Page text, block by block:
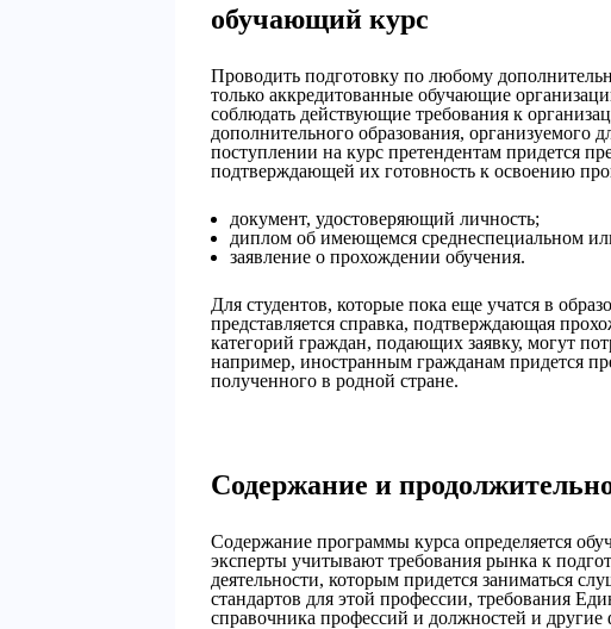
обучающий курс
Проводить подготовку по любому
только аккредитованные обучающие
соблюдать действующие требования к
дополнительного образования, организуемого
поступлении на курс претендентам придется
подтверждающей их готовность к освоению
документ, удостоверяющий личность;
диплом об имеющемся среднеспециальном
заявление о прохождении обучения.
Для студентов, которые пока еще учатся в
представляется справка, подтверждающая
категорий граждан, подающих заявку, могут
например, иностранным гражданам придется
полученного в родной стране.
Содержание и
Содержание программы курса определяется
эксперты учитывают требования рынка к
деятельности, которым придется заниматься
стандартов для этой профессии, требования
справочника профессий и должностей и другие